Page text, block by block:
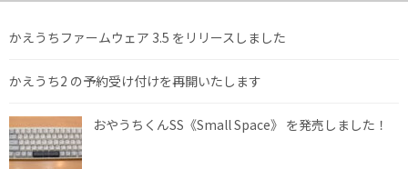
かえうちファームウェア 3.5 をリリースしました
かえうち2 の予約受け付けを再開いたします
おやうちくんSS《Small Space》 を発売しました！